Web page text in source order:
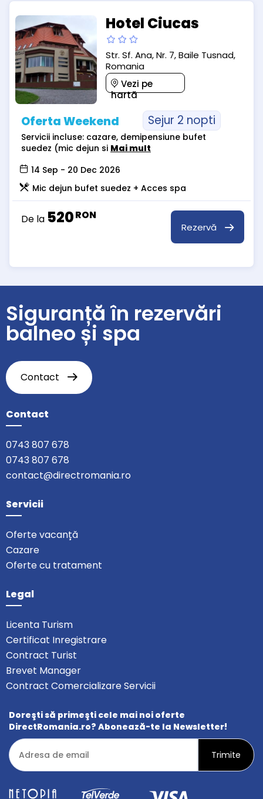
Hotel Ciucas
Str. Sf. Ana, Nr. 7, Baile Tusnad,
Romania
Vezi pe
hartă
Oferta Weekend Sejur 2 nopti
Servicii incluse: cazare, demipensiune bufet
suedez (mic dejun si Mai mult
14 Sep - 20 Dec 2026
Mic dejun bufet suedez + Acces spa
De la 520RON
Rezervă
Siguranță în rezervări
balneo și spa
Contact
Contact
0743 807 678
0743 807 678
contact@directromania.ro
Servicii
Oferte vacanță
Cazare
Oferte cu tratament
Legal
Licenta Turism
Certificat Inregistrare
Contract Turist
Brevet Manager
Contract Comercializare Servicii
Doreşti să primeşti cele mai noi oferte
DirectRomania.ro? Abonează-te la Newsletter!